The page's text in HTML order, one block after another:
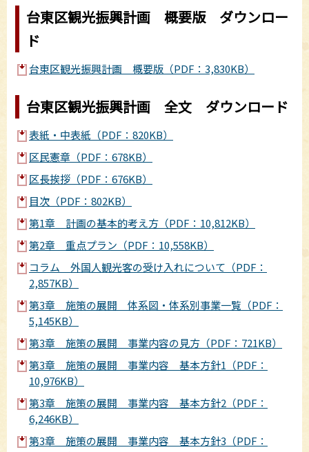
台東区観光振興計画 概要版 ダウンロー
ド
台東区観光振興計画 概要版（PDF：3,830KB）
台東区観光振興計画 全文 ダウンロード
表紙・中表紙（PDF：820KB）
区民憲章（PDF：678KB）
区長挨拶（PDF：676KB）
目次（PDF：802KB）
第1章 計画の基本的考え方（PDF：10,812KB）
第2章 重点プラン（PDF：10,558KB）
コラム 外国人観光客の受け入れについて（PDF：
2,857KB）
第3章 施策の展開 体系図・体系別事業一覧（PDF：
5,145KB）
第3章 施策の展開 事業内容の見方（PDF：721KB）
第3章 施策の展開 事業内容 基本方針1（PDF：
10,976KB）
第3章 施策の展開 事業内容 基本方針2（PDF：
6,246KB）
第3章 施策の展開 事業内容 基本方針3（PDF：